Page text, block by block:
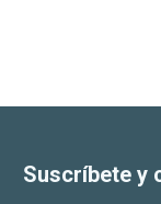
Suscríbete y